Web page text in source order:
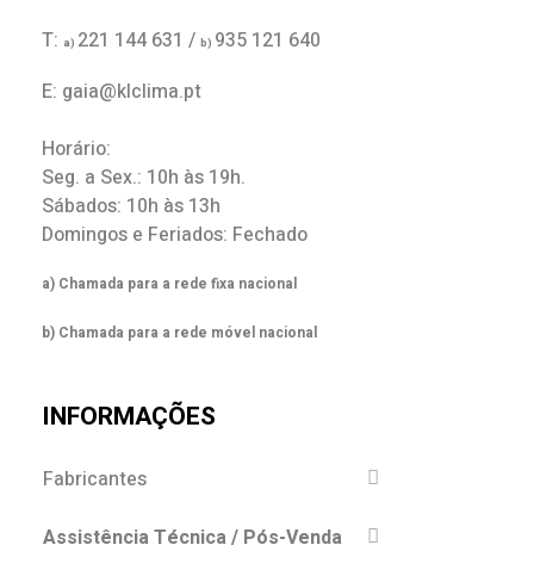
T: a) 221 144 631 / b) 935 121 640
E: gaia@klclima.pt
Horário:
Seg. a Sex.: 10h às 19h.
Sábados: 10h às 13h
Domingos e Feriados: Fechado
a) Chamada para a rede fixa nacional
b) Chamada para a rede móvel nacional
INFORMAÇÕES
Fabricantes
Assistência Técnica / Pós-Venda